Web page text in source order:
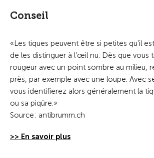
Conseil
«Les tiques peuvent être si petites qu’il
de les distinguer à l’œil nu. Dès que vous
rougeur avec un point sombre au milieu,
près, par exemple avec une loupe. Avec
vous identifierez alors généralement la
ou sa piqûre.»
Source: antibrumm.ch
>> En savoir plus